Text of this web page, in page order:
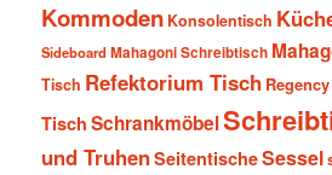
Kommoden Konsolentisch
SideboardMahagoni Schreibtisch
Tisch Refektorium Tisch
Tisch Schrankmöbel
und TruhenSeitentischeSessel